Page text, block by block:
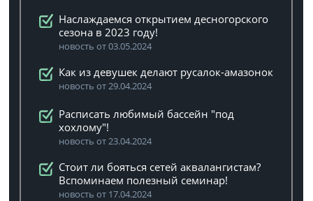
Наслаждаемся открытием десногорского
сезона в 2023 году!
новость от 03.05.2024
Как из девушек делают русалок-амазонок
новость от 29.04.2024
Расписать любимый бассейн "под
хохлому"!
новость от 23.04.2024
Стоит ли бояться сетей аквалангистам?
Вспоминаем полезный семинар!
новость от 17.04.2024